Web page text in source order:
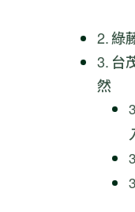
綠
台
然